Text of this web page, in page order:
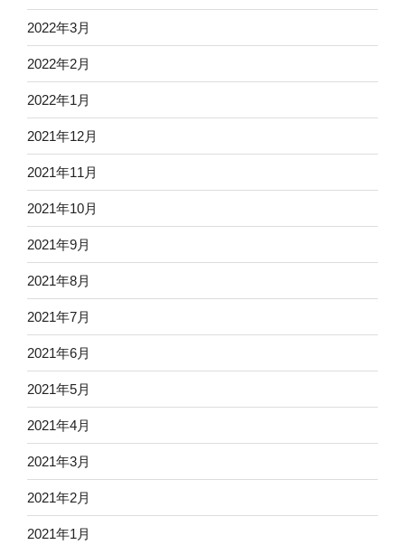
2022年3月
2022年2月
2022年1月
2021年12月
2021年11月
2021年10月
2021年9月
2021年8月
2021年7月
2021年6月
2021年5月
2021年4月
2021年3月
2021年2月
2021年1月